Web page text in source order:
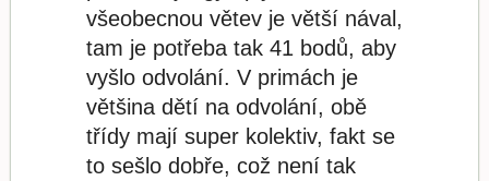
všeobecnou větev je větší nával,
tam je potřeba tak 41 bodů, aby
vyšlo odvolání. V primách je
většina dětí na odvolání, obě
třídy mají super kolektiv, fakt se
to sešlo dobře, což není tak